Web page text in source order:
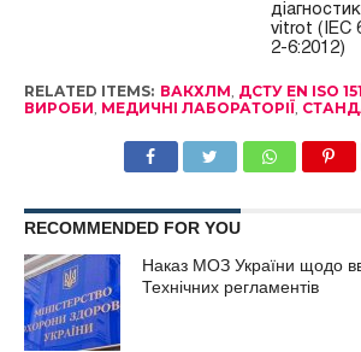
vitrot (IEC
2-6:2012)
RELATED ITEMS: ВАКХЛМ ДСТУ EN ISO
ВИРОБИ МЕДИЧНІ ЛАБОРАТОРІЇ
RECOMMENDED FOR YOU
Наказ МОЗ України щодо
Технічних регламентів